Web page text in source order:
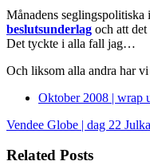
Månadens seglingspolitiska
beslutsunderlag och att
Det tyckte i alla fall jag…
Och liksom alla andra har vi
Oktober 2008 | wrap
Vendee Globe | dag 22
Related Posts